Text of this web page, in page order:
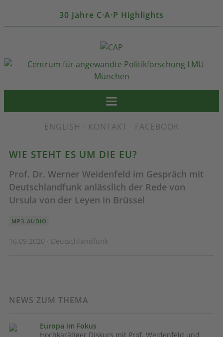
30 Jahre C·A·P Highlights
ENGLISH · KONTAKT · FACEBOOK
WIE STEHT ES UM DIE EU?
Prof. Dr. Werner Weidenfeld im Gespräch mit
Deutschlandfunk anlässlich der Rede von
Ursula von der Leyen in Brüssel
MP3-AUDIO
16.09.2020 · Deutschlandfunk
NEWS ZUM THEMA
Europa im Fokus
Hochkarätiger Diskurs mit Prof. Weidenfeld und